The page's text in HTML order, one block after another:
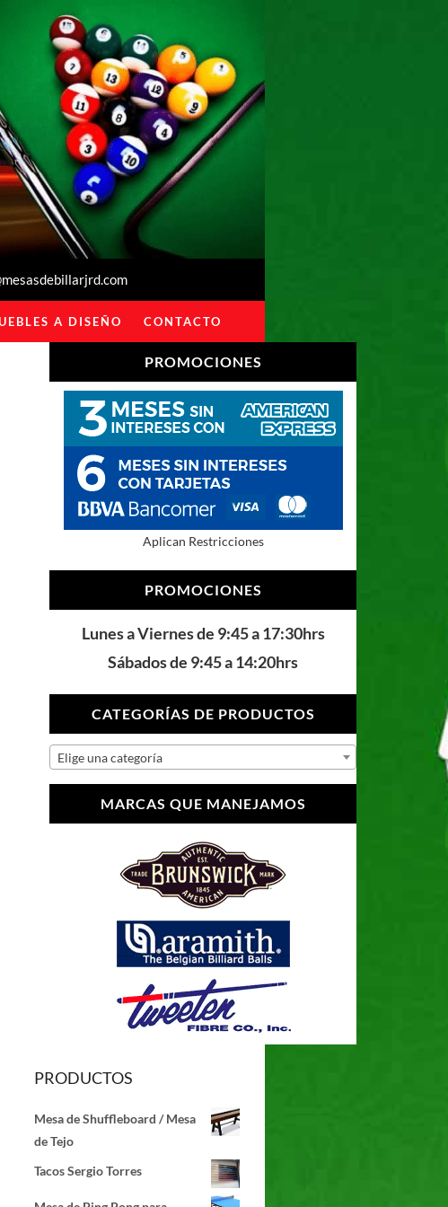
A DISEÑO CONTACTO
PROMOCIONES
Aplican Restricciones
PROMOCIONES
Lunes a Viernes de 9:45 a 17:30hrs
Sábados de 9:45 a 14:20hrs
CATEGORÍAS DE PRODUCTOS
Elige una categoría
MARCAS QUE MANEJAMOS
PRODUCTOS
Mesa de Shuffleboard / Mesa
de Tejo
Tacos Sergio Torres